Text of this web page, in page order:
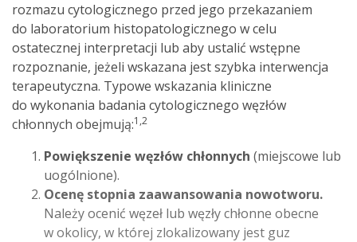
rozmazu cytologicznego przed jego przekazaniem
do laboratorium histopatologicznego w celu
ostatecznej interpretacji lub aby ustalić wstępne
rozpoznanie, jeżeli wskazana jest szybka interwencja
terapeutyczna. Typowe wskazania kliniczne
do wykonania badania cytologicznego węzłów
chłonnych obejmują:1,2
Powiększenie węzłów chłonnych (miejscowe lub
uogólnione).
Ocenę stopnia zaawansowania nowotworu.
Należy ocenić węzeł lub węzły chłonne obecne
w okolicy, w której zlokalizowany jest guz